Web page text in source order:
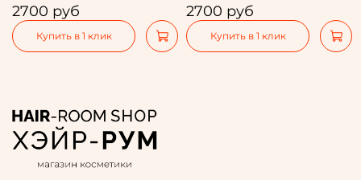
2700 руб
Купить в 1 клик
2700 руб
Купить в 1 клик